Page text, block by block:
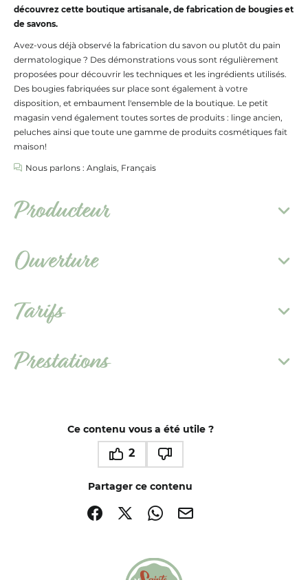
découvrez cette boutique artisanale, de fabrication de bougies et
de savons.
Avez-vous déjà observé la fabrication du savon ou plutôt du pain
dermatologique ? Des démonstrations vous sont régulièrement
proposées pour découvrir les techniques et les ingrédients utilisés.
Des bougies fabriquées sur place sont également à votre
disposition, et embaument l'ensemble de la boutique. Le petit
magasin vend également toutes sortes de produits : linge ancien,
peluches ainsi que toute une gamme de produits cosmétiques fait
maison!
Nous parlons : Anglais, Français
Producteur
Ouverture
Tarifs
Prestations
Ce contenu vous a été utile ?
2
Partager ce contenu
Partager sur Facebook (nouvelle fenêtre)
Partager sur X / Twitter (nouvelle fenêtre)
Partager sur WhatsApp
Partager par mail